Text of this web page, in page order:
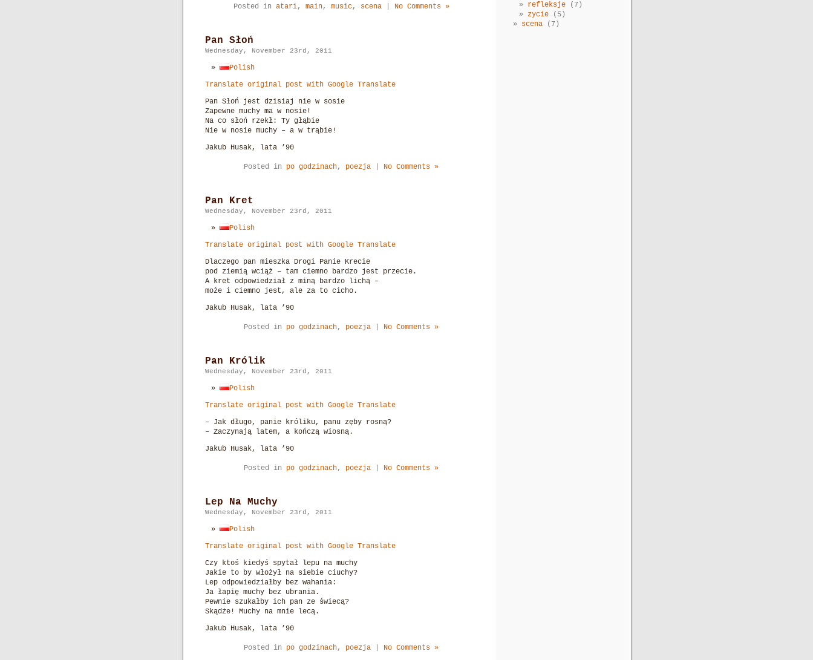
Posted in atari, main, music, scena| No Comments »
Pan Słoń
Wednesday, November 23rd, 2011
Polish
Translate original post with Google Translate
Pan Słoń jest dzisiaj nie w sosie
Zapewne muchy ma w nosie!
Na co słoń rzekł: Ty głąbie
Nie w nosie muchy – a w trąbie!
Jakub Husak, lata ’90
Posted in po godzinach, poezja No Comments »
Pan Kret
Wednesday, November 23rd, 2011
Polish
Translate original post with Google Translate
Dlaczego pan mieszka Drogi Panie Krecie
pod ziemią wciąż – tam ciemno bardzo jest przecie.
A kret odpowiedział z miną bardzo lichą –
może i ciemno jest, ale za to cicho.
Jakub Husak, lata ’90
Posted in po godzinach, poezja No Comments »
Pan Królik
Wednesday, November 23rd, 2011
Polish
Translate original post with Google Translate
– Jak długo, panie króliku, panu zęby rosną?
– Zaczynają latem, a kończą wiosną.
Jakub Husak, lata ’90
Posted in po godzinach, poezja No Comments »
Lep Na Muchy
Wednesday, November 23rd, 2011
Polish
Translate original post with Google Translate
Czy ktoś kiedyś spytał lepu na muchy
Jakie to by włożył na siebie ciuchy?
Lep odpowiedziałby bez wahania:
Ja łapię muchy bez ubrania.
Pewnie szukałby ich pan ze świecą?
Skądże! Muchy na mnie lecą.
Jakub Husak, lata ’90
Posted in po godzinach, poezja No Comments »
refleksje (7)
zycie (5)
scena (7)